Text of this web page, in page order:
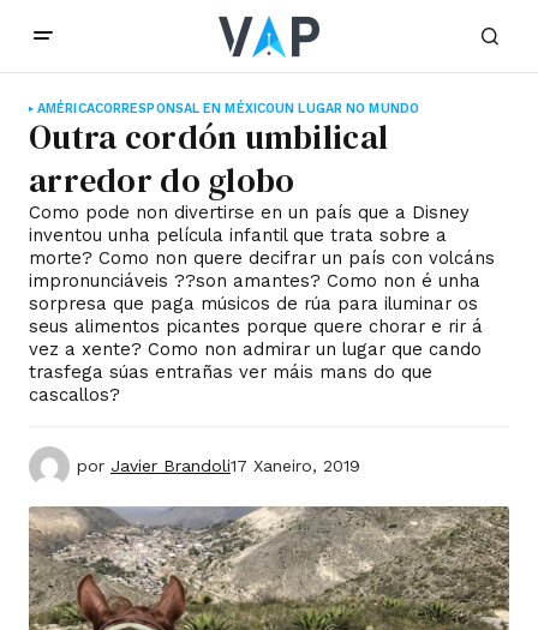
AMÉRICACORRESPONSAL EN MÉXICOUN LUGAR NO MUNDO
Outra cordón umbilical
arredor do globo
Como pode non divertirse en un país que a Disney
inventou unha película infantil que trata sobre a
morte? Como non quere decifrar un país con volcáns
impronunciáveis ??son amantes? Como non é unha
sorpresa que paga músicos de rúa para iluminar os
seus alimentos picantes porque quere chorar e rir á
vez a xente? Como non admirar un lugar que cando
trasfega súas entrañas ver máis mans do que
cascallos?
por Javier Brandoli17 Xaneiro, 2019